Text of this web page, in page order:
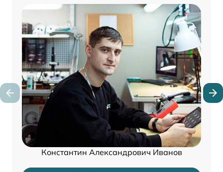
Константин Александрович Иванов